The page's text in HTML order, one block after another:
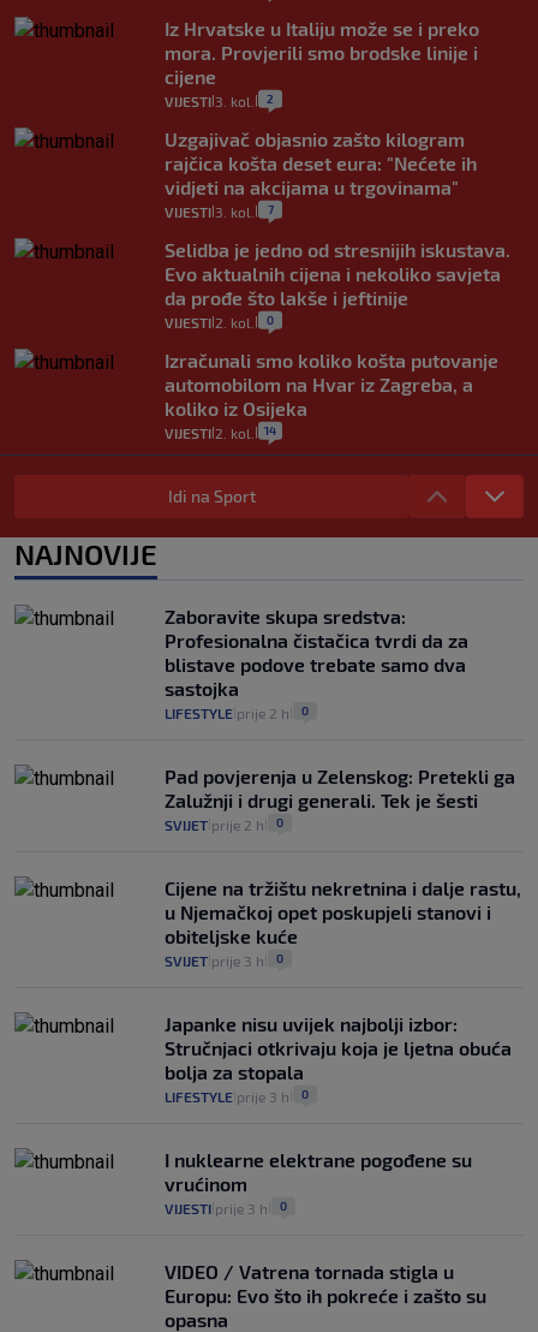
Iz Hrvatske u Italiju može se i preko
mora. Provjerili smo brodske linije i
cijene
VIJESTI 3. kol. 2
Uzgajivač objasnio zašto kilogram
rajčica košta deset eura: "Nećete ih
vidjeti na akcijama u trgovinama"
VIJESTI 3. kol. 7
Selidba je jedno od stresnijih iskustava.
Evo aktualnih cijena i nekoliko savjeta
da prođe što lakše i jeftinije
VIJESTI 2. kol. 0
Izračunali smo koliko košta putovanje
automobilom na Hvar iz Zagreba, a
koliko iz Osijeka
VIJESTI 2. kol. 14
"Kći je otišla na more, a zaboravila
zdravstvenu iskaznicu". Kakva su prava
pacijenata izvan mjesta prebivališta?
VIJESTI 1. kol. 1
Plenković na 15 dana ukine mjere: "Ne bi
se dogodilo ništa. Vlada se zaljubila u te
intervencije"
VIJESTI 30. srp. 25
Idi na Sport
NAJNOVIJE
Zaboravite skupa sredstva:
Profesionalna čistačica tvrdi da za
blistave podove trebate samo dva
sastojka
LIFESTYLE prije 2 h 0
Pad povjerenja u Zelenskog: Pretekli ga
Zalužnji i drugi generali. Tek je šesti
SVIJET prije 2 h 0
Cijene na tržištu nekretnina i dalje rastu,
u Njemačkoj opet poskupjeli stanovi i
obiteljske kuće
SVIJET prije 3 h 0
Japanke nisu uvijek najbolji izbor:
Stručnjaci otkrivaju koja je ljetna obuća
bolja za stopala
LIFESTYLE prije 3 h 0
I nuklearne elektrane pogođene su
vrućinom
VIJESTI prije 3 h 0
VIDEO / Vatrena tornada stigla u
Europu: Evo što ih pokreće i zašto su
opasna